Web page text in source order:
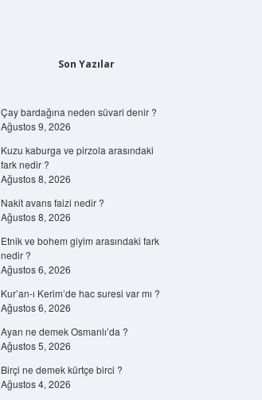
Son Yazılar
Çay bardağına neden süvari denir ?
Ağustos 9, 2026
Kuzu kaburga ve pirzola arasındaki
fark nedir ?
Ağustos 8, 2026
Nakit avans faizi nedir ?
Ağustos 8, 2026
Etnik ve bohem giyim arasındaki fark
nedir ?
Ağustos 6, 2026
Kur’an-ı Kerim’de hac suresi var mı ?
Ağustos 6, 2026
Ayan ne demek Osmanlı’da ?
Ağustos 5, 2026
Birçi ne demek kürtçe birci ?
Ağustos 4, 2026